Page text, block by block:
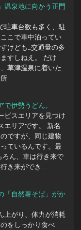
温泉地に向かう正門
駐車台数も多く、駐
こで車中泊ってい
けども…交通量の多
すしねえ。 だけ
草津温泉に着いた
…
伊勢うどん。
ビスエリアを見つけ
エリアです。 新名
ですが、同じ建物
ているんです。最
ん、車は行き来で
き来ができ…
「自然薯そば」がか
上がり、体力が消耗
をしっかり食べ